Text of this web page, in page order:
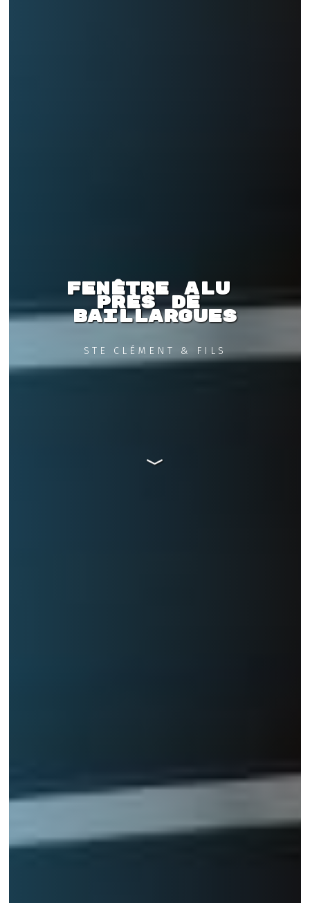
Fenêtre alu
près de
Baillargues
STE CLÉMENT & FILS